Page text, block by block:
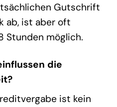
Gutschrift
ab, ist aber oft
Stunden möglich.
die
ist kein